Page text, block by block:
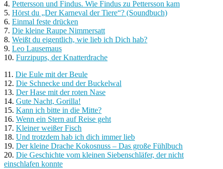
4. Pettersson und Findus. Wie Findus zu Pettersson kam
5. Hörst du „Der Karneval der Tiere“? (Soundbuch)
6. Einmal feste drücken
7. Die kleine Raupe Nimmersatt
8. Weißt du eigentlich, wie lieb ich Dich hab?
9. Leo Lausemaus
10. Furzipups, der Knatterdrache
11. Die Eule mit der Beule
12. Die Schnecke und der Buckelwal
13. Der Hase mit der roten Nase
14. Gute Nacht, Gorilla!
15. Kann ich bitte in die Mitte?
16. Wenn ein Stern auf Reise geht
17. Kleiner weißer Fisch
18. Und trotzdem hab ich dich immer lieb
19. Der kleine Drache Kokosnuss – Das große Fühlbuch
20. Die Geschichte vom kleinen Siebenschläfer, der nicht
einschlafen konnte